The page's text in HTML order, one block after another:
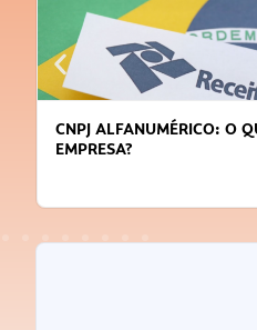
CNPJ ALFANUMÉRICO: O
EMPRESA?